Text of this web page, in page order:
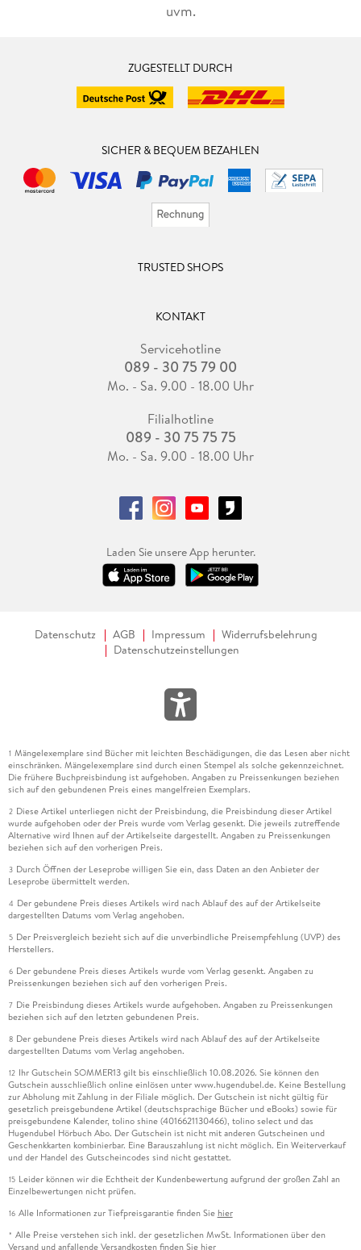
uvm.
ZUGESTELLT DURCH
SICHER & BEQUEM BEZAHLEN
TRUSTED SHOPS
KONTAKT
Servicehotline
089 - 30 75 79 00
Mo. - Sa. 9.00 - 18.00 Uhr
Filialhotline
089 - 30 75 75 75
Mo. - Sa. 9.00 - 18.00 Uhr
Laden Sie unsere App herunter.
Datenschutz AGB Impressum
Widerrufsbelehrung
Datenschutzeinstellungen
1 Mängelexemplare sind Bücher mit leichten Beschädigungen, die das Lesen aber nicht
einschränken. Mängelexemplare sind durch einen Stempel als solche gekennzeichnet.
Die frühere Buchpreisbindung ist aufgehoben. Angaben zu Preissenkungen beziehen
sich auf den gebundenen Preis eines mangelfreien Exemplars.
2 Diese Artikel unterliegen nicht der Preisbindung, die Preisbindung dieser Artikel
wurde aufgehoben oder der Preis wurde vom Verlag gesenkt. Die jeweils zutreffende
Alternative wird Ihnen auf der Artikelseite dargestellt. Angaben zu Preissenkungen
beziehen sich auf den vorherigen Preis.
3 Durch Öffnen der Leseprobe willigen Sie ein, dass Daten an den Anbieter der
Leseprobe übermittelt werden.
4 Der gebundene Preis dieses Artikels wird nach Ablauf des auf der Artikelseite
dargestellten Datums vom Verlag angehoben.
5 Der Preisvergleich bezieht sich auf die unverbindliche Preisempfehlung (UVP) des
Herstellers.
6 Der gebundene Preis dieses Artikels wurde vom Verlag gesenkt. Angaben zu
Preissenkungen beziehen sich auf den vorherigen Preis.
7 Die Preisbindung dieses Artikels wurde aufgehoben. Angaben zu Preissenkungen
beziehen sich auf den letzten gebundenen Preis.
8 Der gebundene Preis dieses Artikels wird nach Ablauf des auf der Artikelseite
dargestellten Datums vom Verlag angehoben.
12 Ihr Gutschein SOMMER13 gilt bis einschließlich 10.08.2026. Sie können den
Gutschein ausschließlich online einlösen unter www.hugendubel.de. Keine Bestellung
zur Abholung mit Zahlung in der Filiale möglich. Der Gutschein ist nicht gültig für
gesetzlich preisgebundene Artikel (deutschsprachige Bücher und eBooks) sowie für
preisgebundene Kalender, tolino shine (4016621130466), tolino select und das
Hugendubel Hörbuch Abo. Der Gutschein ist nicht mit anderen Gutscheinen und
Geschenkkarten kombinierbar. Eine Barauszahlung ist nicht möglich. Ein Weiterverkauf
und der Handel des Gutscheincodes sind nicht gestattet.
15 Leider können wir die Echtheit der Kundenbewertung aufgrund der großen Zahl an
Einzelbewertungen nicht prüfen.
16 Alle Informationen zur Tiefpreisgarantie finden Sie hier
* Alle Preise verstehen sich inkl. der gesetzlichen MwSt. Informationen über den
Versand und anfallende Versandkosten finden Sie hier